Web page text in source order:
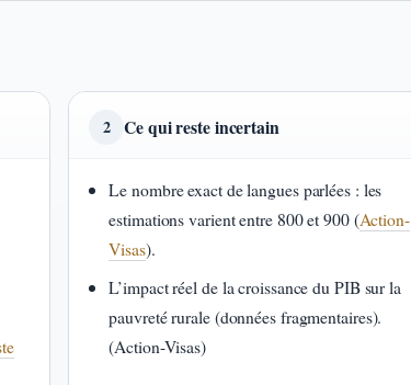
2 Ce qui reste incertain
Le nombre exact de langues parlées : les
estimations varient entre 800 et 900 (Action-
Visas).
L’impact réel de la croissance du PIB sur la
pauvreté rurale (données fragmentaires).
(Action-Visas)